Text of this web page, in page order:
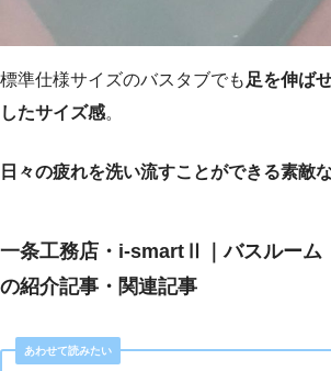
標準仕様サイズのバスタブでも 足を伸ば
したサイズ感。
日々の疲れを洗い流すことができる素敵
一条工務店・i-smartⅡ｜バスルーム
の紹介記事・関連記事